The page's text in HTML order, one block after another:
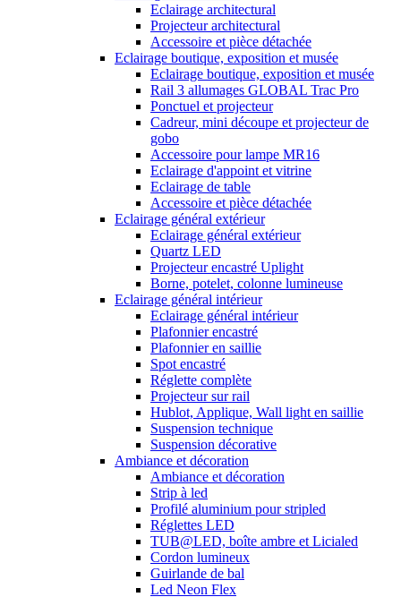
Eclairage architectural
Projecteur architectural
Accessoire et pièce détachée
Eclairage boutique, exposition et musée
Eclairage boutique, exposition et musée
Rail 3 allumages GLOBAL Trac Pro
Ponctuel et projecteur
Cadreur, mini découpe et projecteur de
gobo
Accessoire pour lampe MR16
Eclairage d'appoint et vitrine
Eclairage de table
Accessoire et pièce détachée
Eclairage général extérieur
Eclairage général extérieur
Quartz LED
Projecteur encastré Uplight
Borne, potelet, colonne lumineuse
Eclairage général intérieur
Eclairage général intérieur
Plafonnier encastré
Plafonnier en saillie
Spot encastré
Réglette complète
Projecteur sur rail
Hublot, Applique, Wall light en saillie
Suspension technique
Suspension décorative
Ambiance et décoration
Ambiance et décoration
Strip à led
Profilé aluminium pour stripled
Réglettes LED
TUB@LED, boîte ambre et Licialed
Cordon lumineux
Guirlande de bal
Led Neon Flex